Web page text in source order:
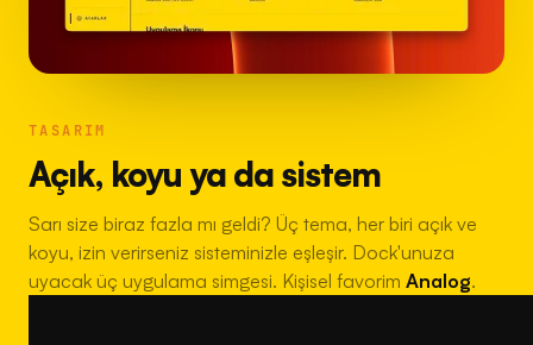
TASARIM
Açık, koyu ya da sistem
Sarı size biraz fazla mı geldi? Üç tema, her biri açık ve
koyu, izin verirseniz sisteminizle eşleşir. Dock'unuza
uyacak üç uygulama simgesi. Kişisel favorim Analog.